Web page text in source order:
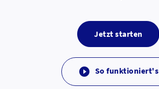
Jetzt starten
 So funktioniert's